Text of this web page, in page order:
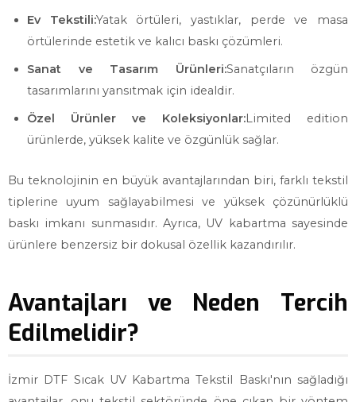
Ev Tekstili:Yatak örtüleri, yastıklar, perde ve masa
örtülerinde estetik ve kalıcı baskı çözümleri.
Sanat ve Tasarım Ürünleri:Sanatçıların özgün
tasarımlarını yansıtmak için idealdir.
Özel Ürünler ve Koleksiyonlar:Limited edition
ürünlerde, yüksek kalite ve özgünlük sağlar.
Bu teknolojinin en büyük avantajlarından biri, farklı tekstil
tiplerine uyum sağlayabilmesi ve yüksek çözünürlüklü
baskı imkanı sunmasıdır. Ayrıca, UV kabartma sayesinde
ürünlere benzersiz bir dokusal özellik kazandırılır.
Avantajları ve Neden Tercih
Edilmelidir?
İzmir DTF Sıcak UV Kabartma Tekstil Baskı'nın sağladığı